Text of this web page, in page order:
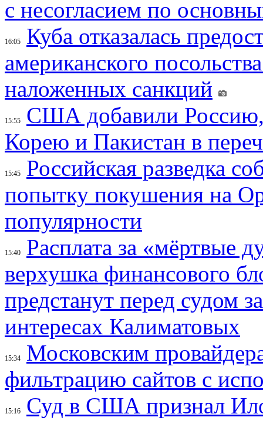
с несогласием по
16:05
Куба отказалась
американского
наложенных санкций
15:55
США добавили
Корею и Пакистан в
15:45
Российская разведка
попытку покушения на
популярности
15:40
Расплата за «мёртвые
верхушка финансового
предстанут перед судом
интересах Калиматовых
15:34
Московским
фильтрацию сайтов с
15:16
Суд в США признал